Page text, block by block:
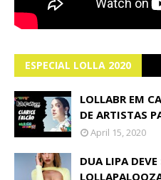
ESPECIAL LOLLA 2020
LOLLABR EM
DE ARTISTAS
April 15, 2020
DUA LIPA